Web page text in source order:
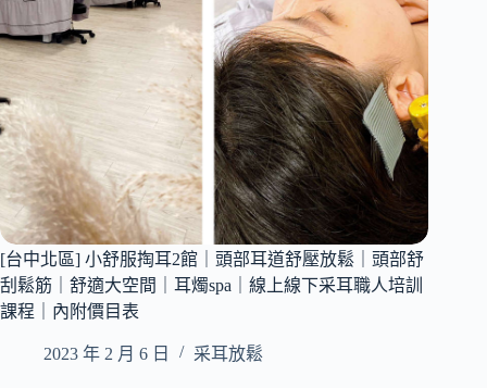
藏
匿
在
市
區
眷
村
的
采
耳
店
｜
享
意
[台中北區] 小舒服掏耳2館｜頭部耳道舒壓放鬆｜頭部舒
刮鬆筋｜舒適大空間｜耳燭spa｜線上線下采耳職人培訓
課程｜內附價目表
2023 年 2 月 6 日 采耳放鬆